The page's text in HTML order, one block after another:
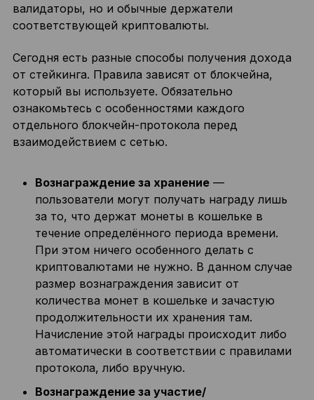
валидаторы, но и обычные держатели
соответствующей криптовалюты.
Сегодня есть разные способы получения дохода
от стейкинга. Правила зависят от блокчейна,
который вы используете. Обязательно
ознакомьтесь с особенностями каждого
отдельного блокчейн-протокола перед
взаимодействием с сетью.
Вознаграждение за хранение—
пользователи могут получать награду лишь
за то, что держат монеты в кошельке в
течение определённого периода времени.
При этом ничего особенного делать с
криптовалютами не нужно. В данном случае
размер вознаграждения зависит от
количества монет в кошельке и зачастую
продолжительности их хранения там.
Начисление этой награды происходит либо
автоматически в соответствии с правилами
протокола, либо вручную.
Вознаграждение за участие/